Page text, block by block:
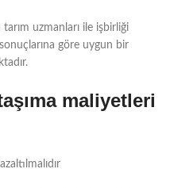
tarım uzmanları ile işbirliği
göre uygun bir
maliyetleri